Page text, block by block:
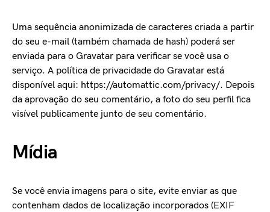
Uma sequência anonimizada de caracteres criada a partir
do seu e-mail (também chamada de hash) poderá ser
enviada para o Gravatar para verificar se você usa o
serviço. A política de privacidade do Gravatar está
disponível aqui: https://automattic.com/privacy/. Depois
da aprovação do seu comentário, a foto do seu perfil fica
visível publicamente junto de seu comentário.
Mídia
Se você envia imagens para o site, evite enviar as que
contenham dados de localização incorporados (EXIF